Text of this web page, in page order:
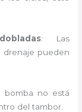
: Las
drenaje pueden
bomba no está
del tambor.